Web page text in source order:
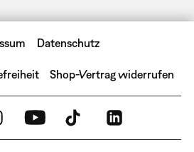
Datenschutz
Shop-Vertrag widerrufen